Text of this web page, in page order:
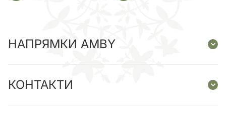
НАПРЯМКИ AMBY
КОНТАКТИ